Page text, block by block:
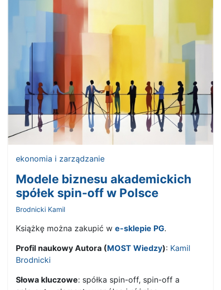
ekonomia i zarządzanie
Modele biznesu akademickich
spółek spin-off w Polsce
Brodnicki Kamil
Książkę można zakupić w e-sklepie PG.
Profil naukowy Autora (MOST Wiedzy): Kamil
Brodnicki
Słowa kluczowe: spółka spin-off, spin-off a